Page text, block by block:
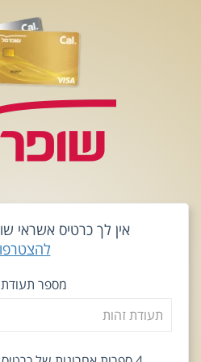
אין לך כרטיס אשראי
מספר תעודת